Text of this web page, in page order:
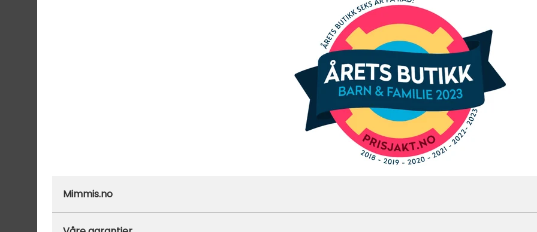
Mimmis.no
Ofte stilte spørsmål